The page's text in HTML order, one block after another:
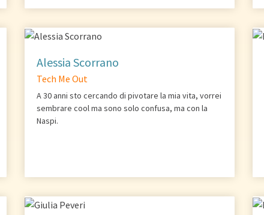
Alessia Scorrano
Tech Me Out
A 30 anni sto cercando di pivotare la mia vita, vorrei
sembrare cool ma sono solo confusa, ma con la
Naspi.